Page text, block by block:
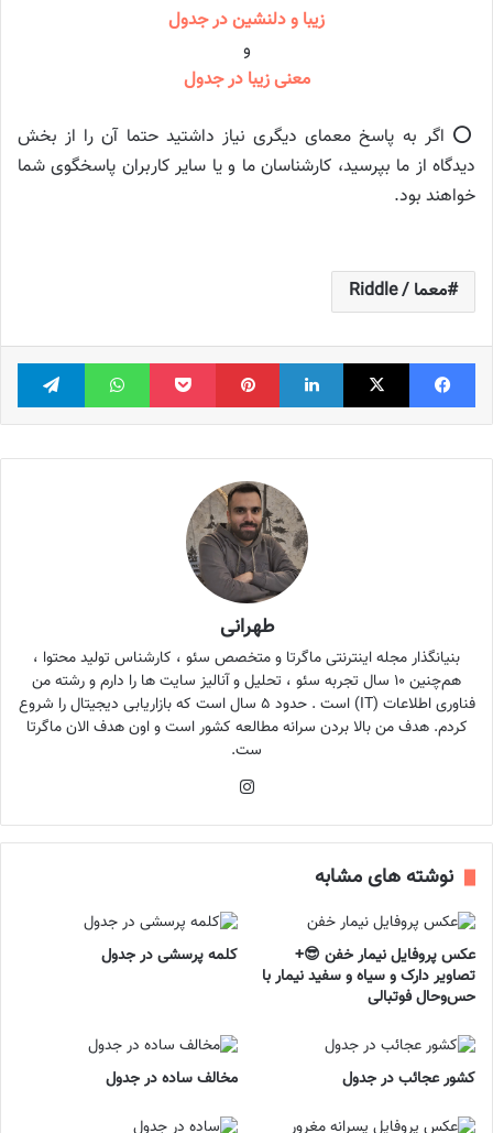
زیبا و دلنشین در جدول
و
معنی زیبا در جدول
⭕️ اگر به پاسخ معمای دیگری نیاز داشتید حتما آن را از بخش
دیدگاه از ما بپرسید، کارشناسان ما و یا سایر کاربران پاسخگوی شما
خواهند بود.
معما / Riddle
فیس بوک X لینکدین ‫پین‌ترست پاکت واتس آپ
طهرانی
بنیانگذار مجله اینترنتی ماگرتا و متخصص سئو ، کارشناس تولید محتوا ،
هم‌چنین ۱۰ سال تجربه سئو ، تحلیل و آنالیز سایت ها را دارم و رشته من
فناوری اطلاعات (IT) است . حدود ۵ سال است که بازاریابی دیجیتال را شروع
کردم. هدف من بالا بردن سرانه مطالعه کشور است و اون هدف الان ماگرتا
ست.
نوشته های مشابه
عکس پروفایل نیمار خفن 😎+
تصاویر دارک و سیاه و سفید نیمار با
حس‌وحال فوتبالی
کلمه پرسشی در جدول
کشور عجائب در جدول مخالف ساده در جدول